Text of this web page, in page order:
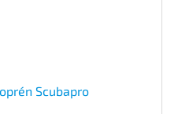
Scubapro